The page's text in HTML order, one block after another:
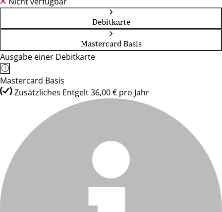
Debitkarte
Mastercard Basis
Ausgabe einer Debitkarte
Mastercard Basis
Zusätzliches Entgelt 36,00 € pro Jahr